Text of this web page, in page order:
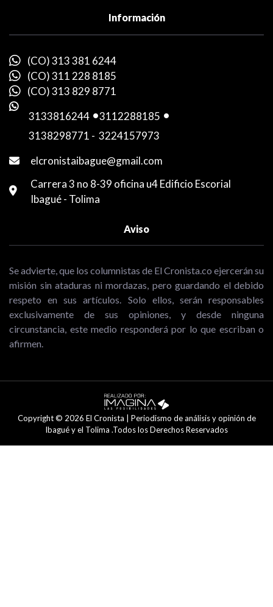
Información
(CO) 313 381 6244
(CO) 311 228 8185
(CO) 313 829 8771
3133816244 -3112288185 -
3138298771 - 3224157973
elcronistaibague@gmail.com
Carrera 3 no 8-39 oficina u4 Edificio Escorial
Ibagué - Tolima
Aviso
Se advierte, que los columnistas de El Cronista.co ejercerán su
misión sin ataduras ni mordazas, pero guardando el debido
respeto en sus artículos. Solo ellos, serán responsables
exclusivamente de sus opiniones, y desde ninguna
circunstancia, este medio responderá por lo que escriban o
afirmen.
Copyright © 2026 El Cronista | Periodismo de análisis y opinión de
Ibagué y el Tolima .Todos los Derechos Reservados